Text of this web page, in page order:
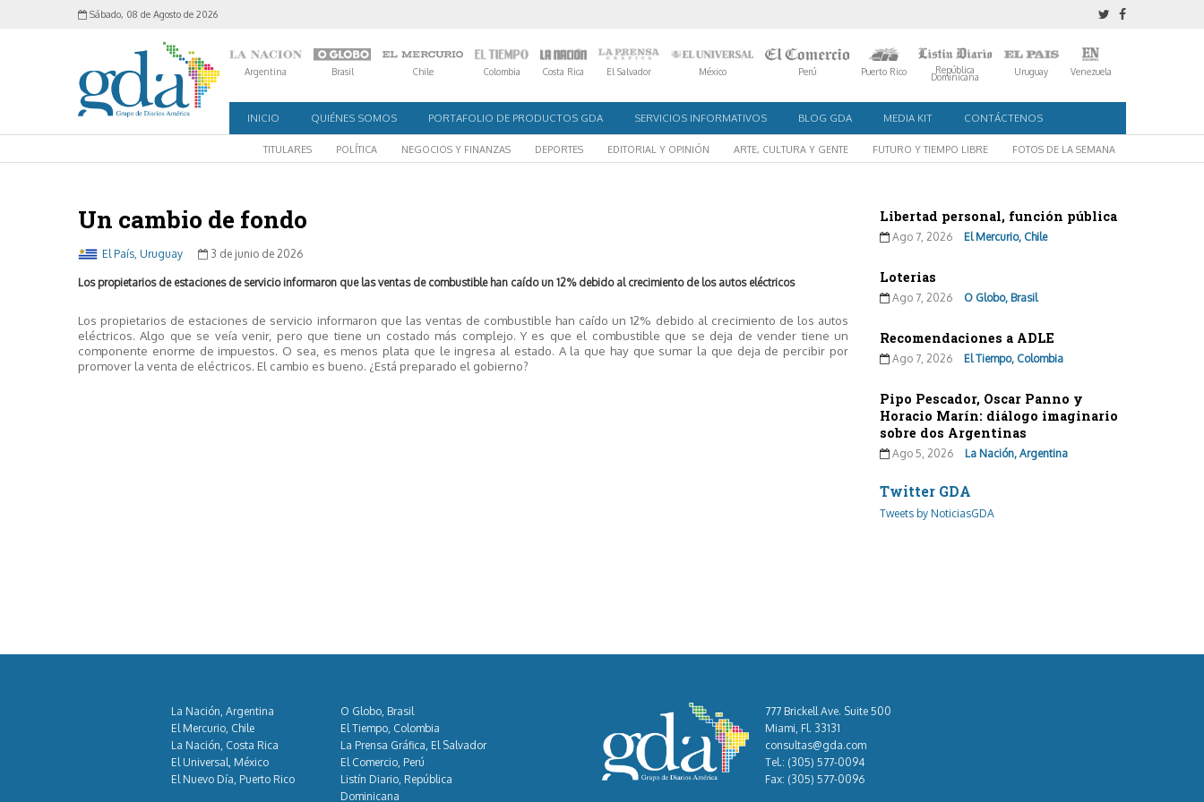
Sábado, 08 de Agosto de 2026
Argentina Brasil Chile Colombia Costa Rica El Salvador México Perú Puerto Rico República
Dominicana Uruguay Venezuela
INICIO QUIÉNES SOMOS PORTAFOLIO DE PRODUCTOS GDA SERVICIOS INFORMATIVOS BLOG GDA MEDIA KIT CONTÁCTENOS
TITULARES POLÍTICA NEGOCIOS Y FINANZAS DEPORTES EDITORIAL Y OPINIÓN ARTE, CULTURA Y GENTE FUTURO Y TIEMPO LIBRE FOTOS DE LA SEMANA
Un cambio de fondo
El País, Uruguay 3 de junio de 2026
Los propietarios de estaciones de servicio informaron que las ventas de combustible han caído un 12% debido al crecimiento de los autos eléctricos
Los propietarios de estaciones de servicio informaron que las ventas de combustible han caído un 12% debido al crecimiento de los autos
eléctricos. Algo que se veía venir, pero que tiene un costado más complejo. Y es que el combustible que se deja de vender tiene un
componente enorme de impuestos. O sea, es menos plata que le ingresa al estado. A la que hay que sumar la que deja de percibir por
promover la venta de eléctricos. El cambio es bueno. ¿Está preparado el gobierno?
Libertad personal, función pública
Ago 7, 2026 El Mercurio, Chile
Loterias
Ago 7, 2026 O Globo, Brasil
Recomendaciones a ADLE
Ago 7, 2026 El Tiempo, Colombia
Pipo Pescador, Oscar Panno y
Horacio Marín: diálogo imaginario
sobre dos Argentinas
Ago 5, 2026 La Nación, Argentina
Twitter GDA
Tweets by NoticiasGDA
La Nación, Argentina
O Globo, Brasil
El Mercurio, Chile
El Tiempo, Colombia
La Nación, Costa Rica
La Prensa Gráfica, El Salvador
El Universal, México
El Comercio, Perú
El Nuevo Día, Puerto Rico
Listín Diario, República
Dominicana
777 Brickell Ave. Suite 500
Miami, Fl. 33131
consultas@gda.com
Tel.: (305) 577-0094
Fax: (305) 577-0096